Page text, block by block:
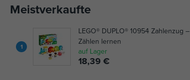
Meistverkaufte
1
LEGO® DUPLO® 10954 Zahlenzug –
Zählen lernen
auf Lager
18,39 €